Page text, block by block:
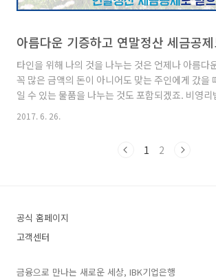
아름다운 기증하고 연말정산 세금공
타인을 위해 나의 것을 나누는 것은 언제나 아름다
꼭 많은 금액의 돈이 아니어도 맞는 주인에게 갔을
일 수 있는 물품을 나누는 것도 포함되겠죠. 비영
게는 이런 생활 속의 따뜻한 실천으로 꾸려집니다.
니다. 세액공제가 가능한 이유는 아름다운가게가
아닌, 판매 가능한 중고물품입니다. 그러므로 기증
되거나 오랜 사용으로 ..
2017. 6. 26.
1 2
공식 홈페이지
고객센터
금융으로 만나는 새로운 세상, IBK기업은행